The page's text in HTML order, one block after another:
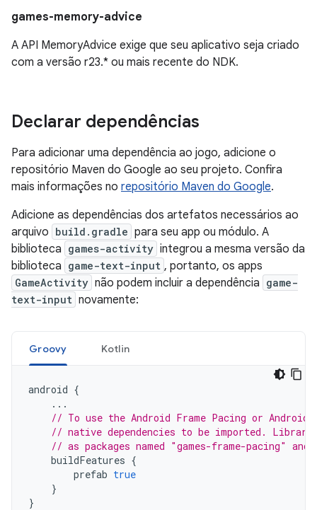
games-memory-advice
A API MemoryAdvice exige que seu aplicativo seja criado
com a versão r23.* ou mais recente do NDK.
Declarar dependências
Para adicionar uma dependência ao jogo, adicione o
repositório Maven do Google ao seu projeto. Confira
mais informações no repositório Maven do Google.
Adicione as dependências dos artefatos necessários ao
arquivo build.gradle para seu app ou módulo. A
biblioteca games-activity integrou a mesma versão da
biblioteca game-text-input , portanto, os apps
GameActivity não podem incluir a dependência game-
text-input novamente:
Groovy Kotlin
android {
...
// To use the Android Frame Pacing or
// native dependencies to be imported.
// as packages named "games-frame-pacing"
buildFeatures {
prefab true
}
}